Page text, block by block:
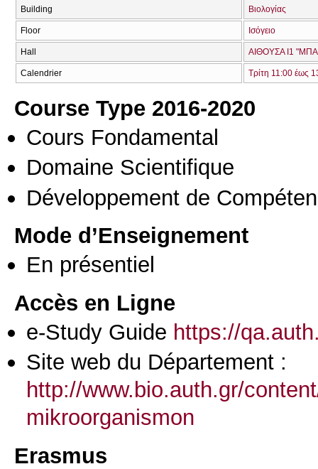
Building Βιολογίας
Floor Ισόγειο
Hall ΑΙΘΟΥΣΑ Ι1
Calendrier Τρίτη 11:00 έως
Course Type 2016-2020
Cours Fondamental
Domaine Scientifique
Développement de
Mode d’Enseignement
En présentiel
Accès en Ligne
e-Study Guide https://
Site web du Département :
http://www.bio.auth.gr/
mikroorganismon
Erasmus